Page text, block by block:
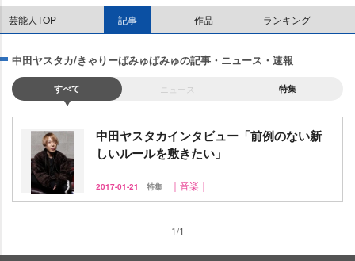
芸能人TOP 記事 作品 ランキング
中田ヤスタカ/きゃりーぱみゅぱみゅの記事・ニュース・速報
すべて ニュース 特集
中田ヤスタカインタビュー「前例のない新
しいルールを敷きたい」
2017-01-21 特集 ｜音楽｜
1/1